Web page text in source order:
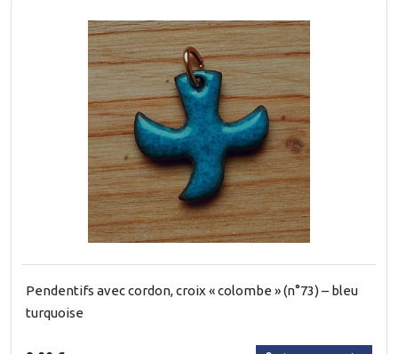
Pendentifs avec cordon, croix « colombe » (n°73) – bleu
turquoise